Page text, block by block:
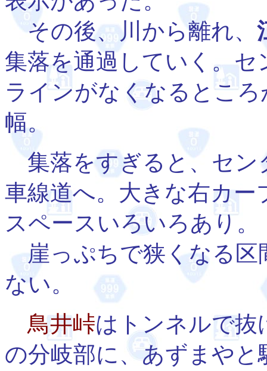
その後、川から離れ、
集落を通過していく。セ
ラインがなくなるとこ
幅。
集落をすぎると、セン
車線道へ。大きな右カ
スペースいろいろあり。
崖っぷちで狭くなる区
ない。
鳥井峠はトンネルで抜
の分岐部に、あずまやと